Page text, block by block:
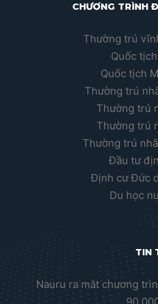
CHƯƠNG TRÌNH
Thường trú
Quốc
Quốc tịch
Thường trú
Thường trú
Thường trú
Thường trú
Đầu tư
Định cư Đức
Du học
TIN
Nauru ra mắt chương